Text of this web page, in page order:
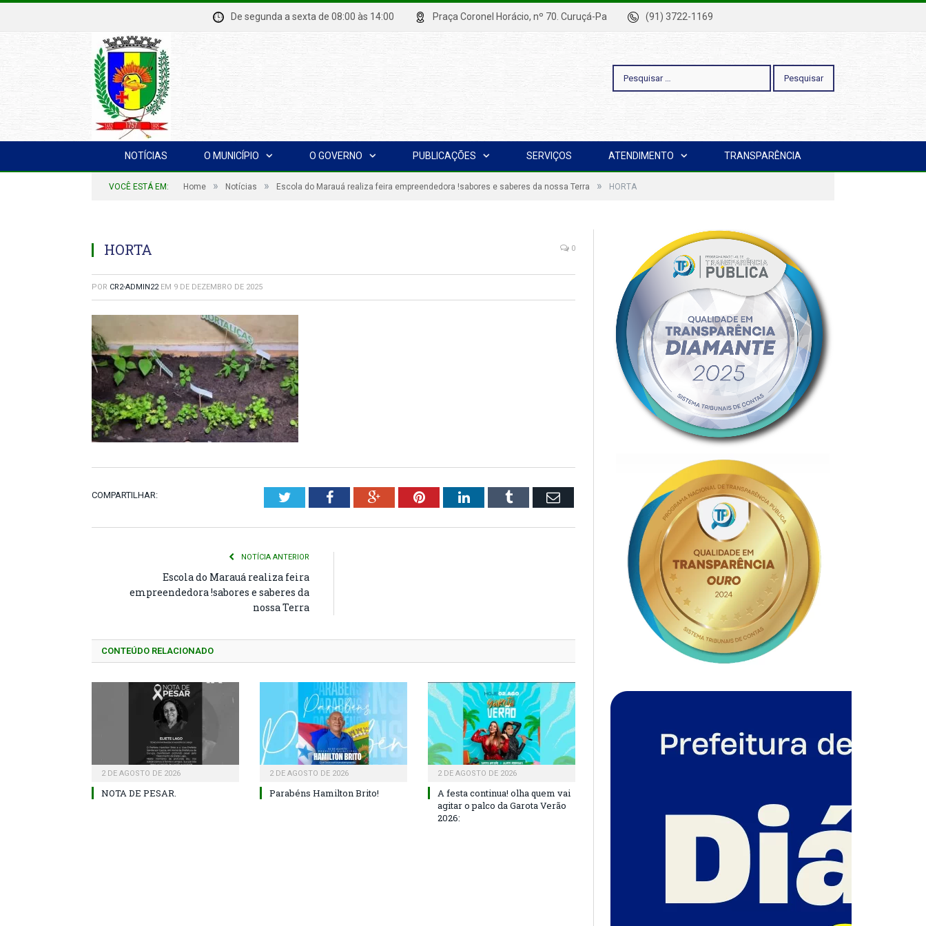
De segunda a sexta de 08:00 às 14:00 Praça Coronel Horácio, nº 70. Curuçá-Pa (91) 3722-1169
Pesquisar
por:
NOTÍCIAS O MUNICÍPIO O GOVERNO PUBLICAÇÕES SERVIÇOS ATENDIMENTO TRANSPARÊNCIA
VOCÊ ESTÁ EM: Home » Notícias » Escola do Marauá realiza feira empreendedora !sabores e saberes da nossa Terra » HORTA
HORTA 0
POR CR2-ADMIN22 EM 9 DE DEZEMBRO DE 2025
COMPARTILHAR: TwitterFacebookGoogle+PinterestLinkedInTumblr Email
NOTÍCIA ANTERIOR
Escola do Marauá realiza feira
empreendedora !sabores e saberes da
nossa Terra
CONTEÚDO RELACIONADO
2 DE AGOSTO DE 2026
NOTA DE PESAR.
2 DE AGOSTO DE 2026
Parabéns Hamilton Brito!
2 DE AGOSTO DE 2026
A festa continua! olha quem vai
agitar o palco da Garota Verão
2026: